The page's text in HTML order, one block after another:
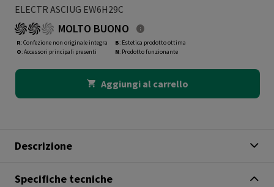
ELECTR ASCIUG EW6H29C
MOLTO BUONO
R: Confezione non originale integra
O: Accessori principali presenti
B: Estetica prodotto ottima
N: Prodotto funzionante
Aggiungi al carrello
Descrizione
Specifiche tecniche